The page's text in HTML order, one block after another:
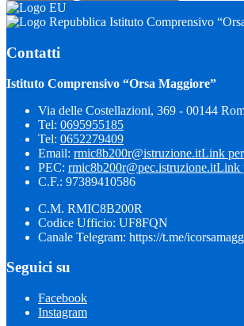
Istituto Comprensivo
Contatti
Istituto Comprensivo “Orsa Maggiore”
Via delle Costellazioni, 369 - 00144
Tel: 0695955185
Tel: 0652279409
Email: rmic8b200r@istruzione.itLink
PEC: rmic8b200r@pec.istruzione.itLink
C.F.: 97389410586
C.M. RMIC8B200R
Codice Ufficio: UF8FQN
Canale Telegram: https://t.me/
Seguici su
Facebook
Instagram